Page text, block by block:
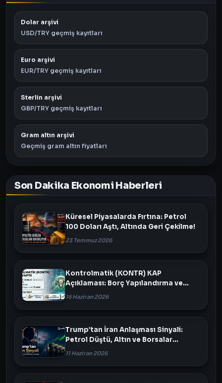
Dolar arşivi
USD/TRY geçmiş kayıtları
Euro arşivi
EUR/TRY geçmiş kayıtları
Sterlin arşivi
GBP/TRY geçmiş kayıtları
Gram altın arşivi
Geçmiş gram altın fiyatları
Son Dakika Ekonomi Haberleri
Küresel Piyasalarda Fırtına: Petrol
100 Doları Aştı, Altında Geri Çekilme!
23 Temmuz 2026
Kontrolmatik (KONTR) KAP
Açıklaması: Borç Yapılandırma ve
Varlık Satışı Masada
16 Haziran 2026
Trump’tan İran Anlaşması Sinyali:
Petrol Düştü, Altın ve Borsalar
Yükseldi
11 Haziran 2026